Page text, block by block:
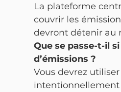
La plateforme
couvrir les
devront détenir au
Que se passe-t-il
d’émissions ?
Vous devrez
intentionnellement